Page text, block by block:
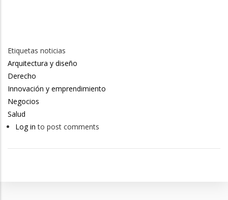
Etiquetas noticias
Arquitectura y diseño
Derecho
Innovación y emprendimiento
Negocios
Salud
Log in to post comments